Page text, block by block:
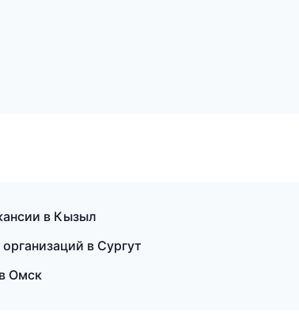
в Кызыл
в Сургут
Омск